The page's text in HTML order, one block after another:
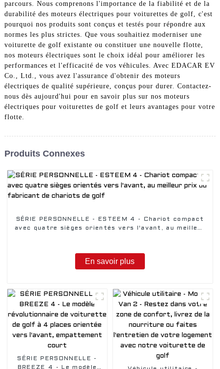
parcours. Nous comprenons l'importance de la fiabilité et de la
durabilité des moteurs électriques pour voiturettes de golf, c'est
pourquoi nos produits sont conçus et testés pour répondre aux
normes les plus strictes. Que vous souhaitiez moderniser une
voiturette de golf existante ou constituer une nouvelle flotte,
nos moteurs électriques sont le choix idéal pour améliorer les
performances et l'efficacité de vos véhicules. Avec EDACAR EV
Co., Ltd., vous avez l'assurance d'obtenir des moteurs
électriques de qualité supérieure, conçus pour durer. Contactez-
nous dès aujourd'hui pour en savoir plus sur nos moteurs
électriques pour voiturettes de golf et leurs avantages pour votre
flotte.
Produits Connexes
SÉRIE PERSONNELLE - ESTEEM 4 - Chariot compact
avec quatre sièges orientés vers l'avant, au meilleur
En savoir plus
SÉRIE PERSONNELLE -
BREEZE 4 - Le modèle